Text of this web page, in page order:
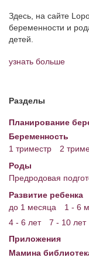
Здесь, на сайте
беременности и
детей.
узнать больше
Разделы
Планирование
Беременность
1 триместр
2
Роды
Предродовая
Развитие ребенка
до 1 месяца
1 - 6
4 - 6 лет
7 - 10 лет
Приложения
Мамина